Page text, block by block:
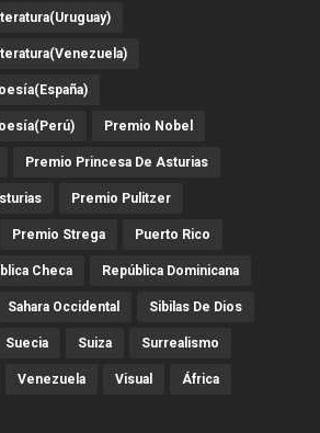
Premio Nobel
Premio Princesa De Asturias
Premio Pulitzer
Premio Strega Puerto Rico
Checa República Dominicana
Sahara Occidental Sibilas De Dios
Suecia Suiza Surrealismo
Venezuela Visual África